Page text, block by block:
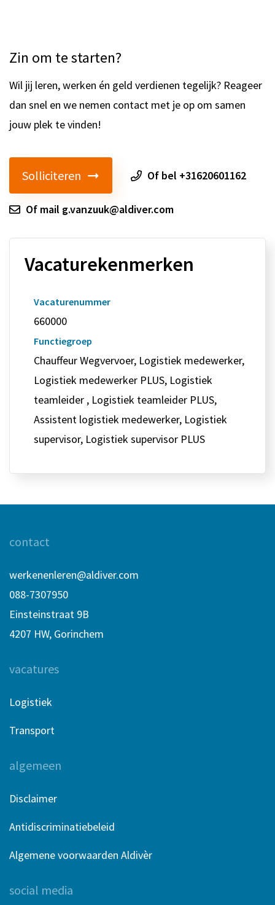
Zin om te starten?
Wil jij leren, werken én geld verdienen tegelijk? Reageer
dan snel en we nemen contact met je op om samen
jouw plek te vinden!
Solliciteren Of bel +31620601162
Of mail g.vanzuuk@aldiver.com
Vacaturekenmerken
Vacaturenummer
660000
Functiegroep
Chauffeur Wegvervoer, Logistiek medewerker,
Logistiek medewerker PLUS, Logistiek
teamleider , Logistiek teamleider PLUS,
Assistent logistiek medewerker, Logistiek
supervisor, Logistiek supervisor PLUS
contact
werkenenleren@aldiver.com
088-7307950
Einsteinstraat 9B
4207 HW, Gorinchem
vacatures
Logistiek
Transport
algemeen
Disclaimer
Antidiscriminatiebeleid
Algemene voorwaarden Aldivèr
social media